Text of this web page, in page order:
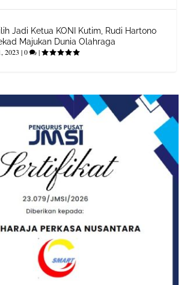
Jadi Ketua KONI Kutim, Rudi Hartono
Majukan Dunia Olahraga
2023 |0 |